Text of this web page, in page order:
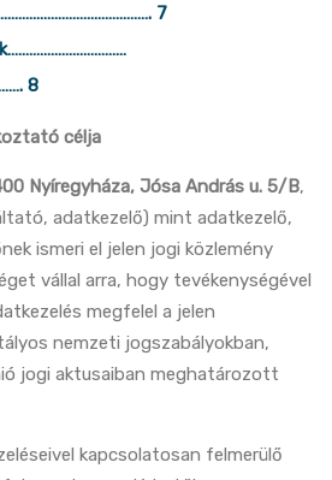
7
8
célja
Nyíregyháza, Jósa András u. 5/B,
adatkezelő) mint adatkezelő,
ismeri el jelen jogi közlemény
vállal arra, hogy tevékenységével
megfelel a jelen
nemzeti jogszabályokban,
jogi aktusaiban meghatározott
kapcsolatosan felmerülő